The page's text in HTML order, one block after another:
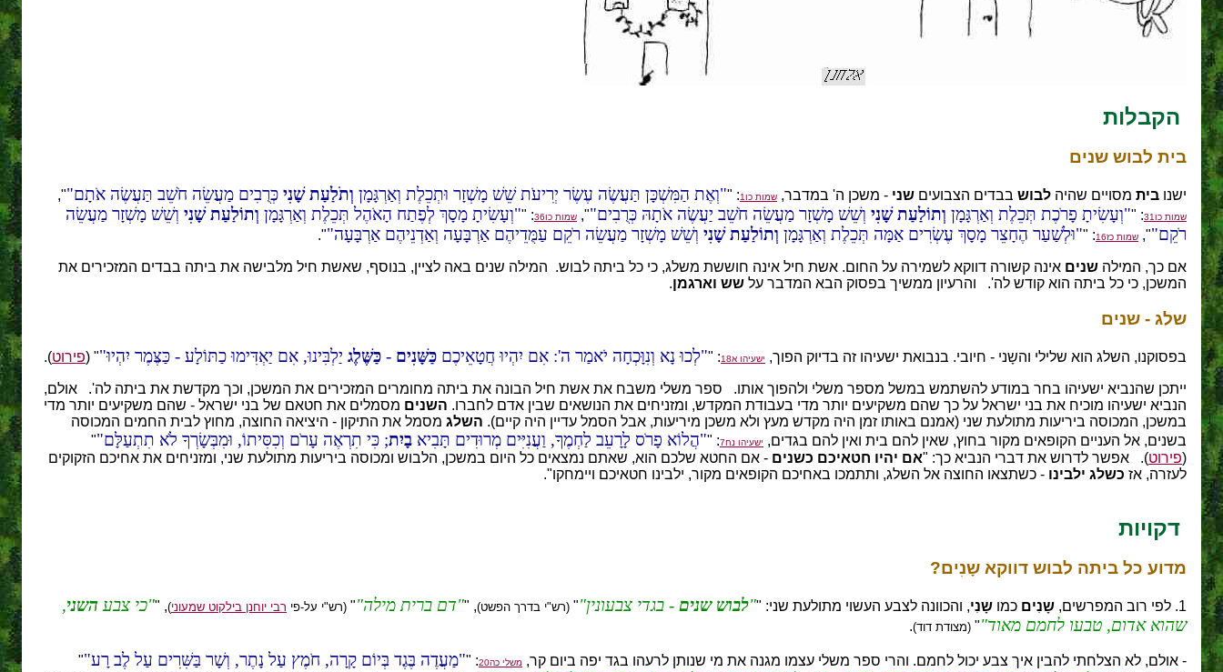
הקבלות
בית לבוש שנים
ישנו בית מסויים שהיה לבוש בבדים הצבועים שני - משכן ה' במדבר, שמות כו1 : " וְאֶת הַמִּשְׁכָּן תַּעֲשֶׂה עֶשֶׂר יְרִיעֹת שֵׁשׁ מָשְׁזָר וּתְכֵלֶת וְאַרְגָּמָן וְתֹלַעַת שָׁנִי כְּרֻבִים מַעֲשֵׂה חֹשֵׁב תַּעֲשֶׂה אֹתָם ",
שמות כו31 : " וְעָשִׂיתָ פָרֹכֶת תְּכֵלֶת וְאַרְגָּמָן וְתוֹלַעַת שָׁנִי וְשֵׁשׁ מָשְׁזָר מַעֲשֵׂה חֹשֵׁב יַעֲשֶׂה אֹתָהּ כְּרֻבִים ", שמות כו36 : " וְעָשִׂיתָ מָסָךְ לְפֶתַח הָאֹהֶל תְּכֵלֶת וְאַרְגָּמָן וְתוֹלַעַת שָׁנִי וְשֵׁשׁ מָשְׁזָר מַעֲשֵׂה
רֹקֵם ", שמות כז16 : " וּלְשַׁעַר הֶחָצֵר מָסָךְ עֶשְׂרִים אַמָּה תְּכֵלֶת וְאַרְגָּמָן וְתוֹלַעַת שָׁנִי וְשֵׁשׁ מָשְׁזָר מַעֲשֵׂה רֹקֵם עַמֻּדֵיהֶם אַרְבָּעָה וְאַדְנֵיהֶם אַרְבָּעָה ".
אם כך, המילה שנים אינה קשורה דווקא לשמירה על החום. אשת חיל אינה חוששת משלג, כי כל ביתה לבוש. המילה שנים באה לציין, בנוסף, שאשת חיל מלבישה את ביתה בבדים המזכירים את
המשכן, כי כל ביתה הוא קודש לה'. והרעיון ממשיך בפסוק הבא המדבר על שש וארגמן.
שלג - שנים
בפסוקנו, השלג הוא שלילי והשָני - חיובי. בנבואת ישעיהו זה בדיוק הפוך, ישעיהו א18 : " לְכוּ נָא וְנִוָּכְחָה יֹאמַר ה': אִם יִהְיוּ חֲטָאֵיכֶם כַּשָּׁנִים - כַּשֶּׁלֶג יַלְבִּינוּ, אִם יַאְדִּימוּ כַתּוֹלָע - כַּצֶּמֶר יִהְיוּ " (פירוט).
ייתכן שהנביא ישעיהו בחר במודע להשתמש במשל מספר משלי ולהפוך אותו. ספר משלי משבח את אשת חיל הבונה את ביתה מחומרים המזכירים את המשכן, וכך מקדשת את ביתה לה'. אולם,
הנביא ישעיהו מוכיח את בני ישראל על כך שהם משקיעים יותר מדי בעבודת המקדש, ומזניחים את הנושאים שבין אדם לחברו. השנים מסמלים את חטאם של בני ישראל - שהם משקיעים יותר מדי
במשכן, המכוסה ביריעות מתולעת שני (אמנם באותו זמן היה מקדש מעץ ולא משכן מיריעות, אבל הסמל עדיין היה קיים). השלג מסמל את התיקון - היציאה החוצה, מחוץ לבית החמים המכוסה
בשנים, אל העניים הקופאים מקור בחוץ, שאין להם בית ואין להם בגדים, ישעיהו נח7 : " הֲלוֹא פָרֹס לָרָעֵב לַחְמֶךָ, וַעֲנִיִּים מְרוּדִים תָּבִיא בָיִת; כִּי תִרְאֶה עָרֹם וְכִסִּיתוֹ, וּמִבְּשָׂרְךָ לֹא תִתְעַלָּם "
(פירוט). אפשר לדרוש את דברי הנביא כך: "אם יהיו חטאיכם כשנים - אם החטא שלכם הוא, שאתם נמצאים כל היום במשכן, הלבוש ומכוסה ביריעות מתולעת שני, ומזניחים את אחיכם הזקוקים
לעזרה, אז כשלג ילבינו - כשתצאו החוצה אל השלג, ותתמכו באחיכם הקופאים מקור, ילבינו חטאיכם ויימחקו".
דקויות
מדוע כל ביתה לבוש דווקא שָנִים?
1. לפי רוב המפרשים, שָנִים כמו שָנִי, והכוונה לצבע העשוי מתולעת שני: " לבוש שנים - בגדי צבעונין " (רש"י בדרך הפשט), " דם ברית מילה " (רש"י על-פי רבי יוחנן בילקוט שמעוני)
, " כי צבעהשני,
שהוא אדום, טבעו לחמם מאוד " (מצודת דוד).
- אולם, לא הצלחתי להבין איך צבע יכול לחמם. והרי ספר משלי עצמו מגנה את מי שנותן לרעהו בגד יפה ביום קר, משלי כה20 : " מַעֲדֶה בֶּגֶד בְּיוֹם קָרָה, חֹמֶץ עַל נָתֶר, וְשָׁר בַּשִּׁרִים עַל לֶב רָע "